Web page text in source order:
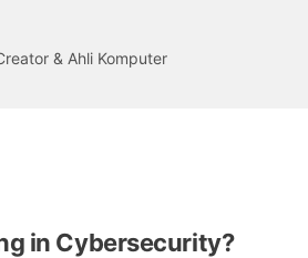
& Ahli Komputer
in Cybersecurity?